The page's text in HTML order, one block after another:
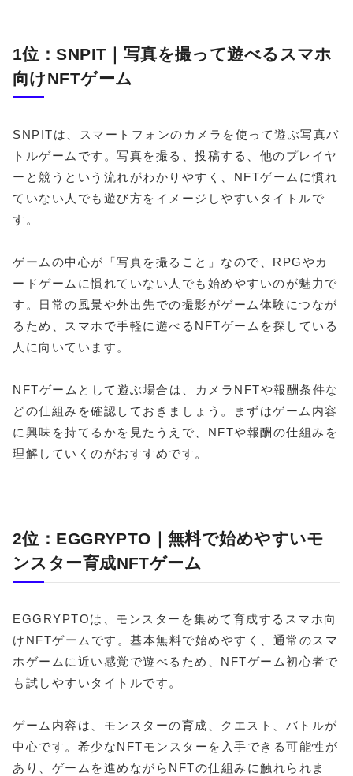
1位：SNPIT｜写真を撮って遊べるスマホ
向けNFTゲーム
SNPITは、スマートフォンのカメラを使って遊ぶ写真バ
トルゲームです。写真を撮る、投稿する、他のプレイヤ
ーと競うという流れがわかりやすく、NFTゲームに慣れ
ていない人でも遊び方をイメージしやすいタイトルで
す。
ゲームの中心が「写真を撮ること」なので、RPGやカ
ードゲームに慣れていない人でも始めやすいのが魅力で
す。日常の風景や外出先での撮影がゲーム体験につなが
るため、スマホで手軽に遊べるNFTゲームを探している
人に向いています。
NFTゲームとして遊ぶ場合は、カメラNFTや報酬条件な
どの仕組みを確認しておきましょう。まずはゲーム内容
に興味を持てるかを見たうえで、NFTや報酬の仕組みを
理解していくのがおすすめです。
2位：EGGRYPTO｜無料で始めやすいモ
ンスター育成NFTゲーム
EGGRYPTOは、モンスターを集めて育成するスマホ向
けNFTゲームです。基本無料で始めやすく、通常のスマ
ホゲームに近い感覚で遊べるため、NFTゲーム初心者で
も試しやすいタイトルです。
ゲーム内容は、モンスターの育成、クエスト、バトルが
中心です。希少なNFTモンスターを入手できる可能性が
あり、ゲームを進めながらNFTの仕組みに触れられま